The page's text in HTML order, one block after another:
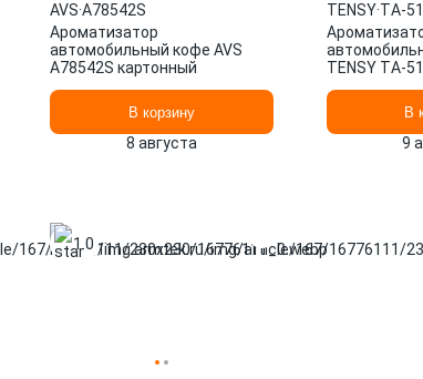
AVS·A78542S
Ароматизатор
автомобильный кофе AVS
A78542S картонный
В корзину
8 августа
TENSY·TА-51
TENSY TА-
В
9
1.0